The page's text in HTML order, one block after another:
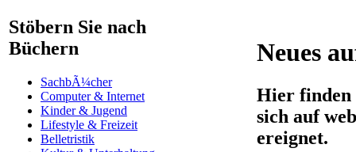
Stöbern Sie nach
Büchern
SachbÃ¼cher
Computer & Internet
Kinder & Jugend
Lifestyle & Freizeit
Belletristik
Neues
Hier finden
sich auf
ereignet.